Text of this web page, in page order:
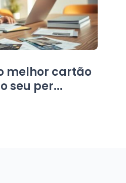
melhor cartão
seu per...